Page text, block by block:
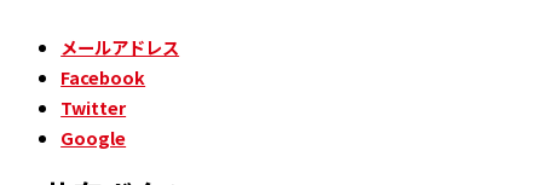
メールアドレス
Facebook
Twitter
Google